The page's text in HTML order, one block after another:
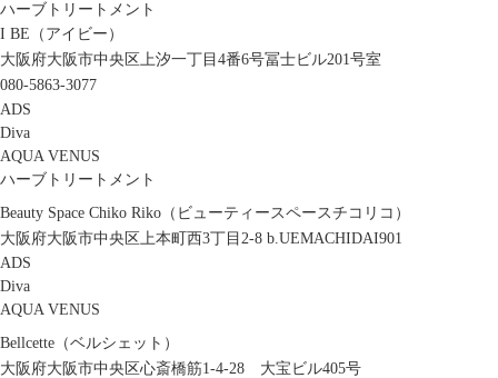
ハーブトリートメント
I BE（アイビー）
大阪府大阪市中央区上汐一丁目4番6号冨士ビル201号室
080-5863-3077
ADS
Diva
AQUA VENUS
ハーブトリートメント
Beauty Space Chiko Riko（ビューティースペースチコリコ）
大阪府大阪市中央区上本町西3丁目2-8 b.UEMACHIDAI901
ADS
Diva
AQUA VENUS
Bellcette（ベルシェット）
大阪府大阪市中央区心斎橋筋1-4-28 大宝ビル405号